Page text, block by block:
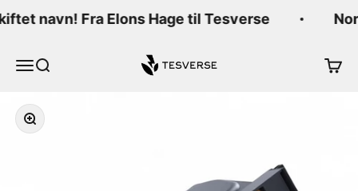
navn! Fra Elons Hage til Tesverse
Meny
Søk Tesverse
Forstørr